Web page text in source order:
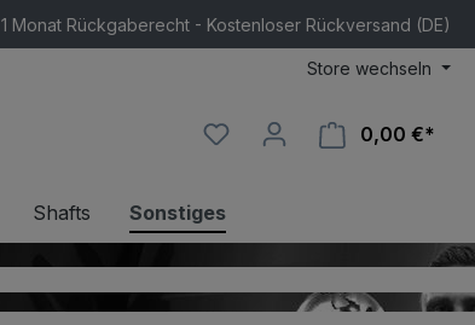
1 Monat Rückgaberecht - Kostenloser Rückversand (DE)
Store wechseln
0,00 €*
Shafts Sonstiges